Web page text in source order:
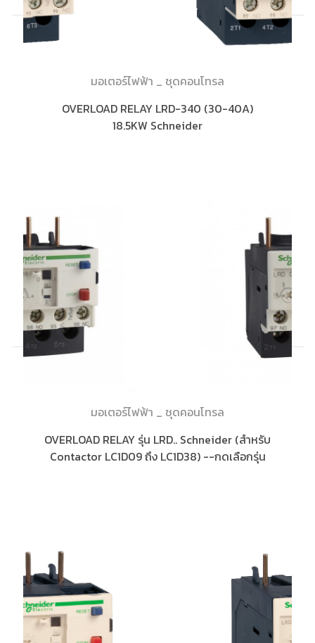
มอเตอร์ไฟฟ้า _ ชุดคอนโทรล
OVERLOAD RELAY LRD-340 (30-40A)
18.5KW Schneider
มอเตอร์ไฟฟ้า _ ชุดคอนโทรล
OVERLOAD RELAY รุ่น LRD.. Schneider (สำหรับ
Contactor LC1D09 ถึง LC1D38) --กดเลือกรุ่น